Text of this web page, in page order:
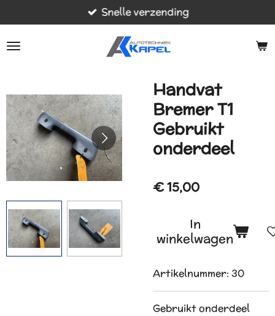
direct
naar
Snelle verzending
Handvat
Bremer T1
Gebruikt
onderdeel
€ 15,00
In
winkelwagen
Artikelnummer: 30
Gebruikt onderdeel